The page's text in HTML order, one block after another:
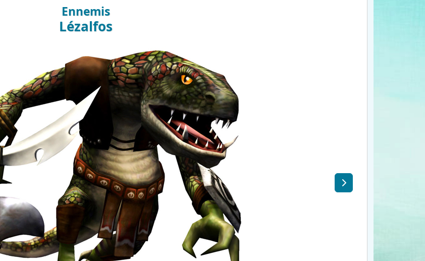
Ennemis
Lézalfos